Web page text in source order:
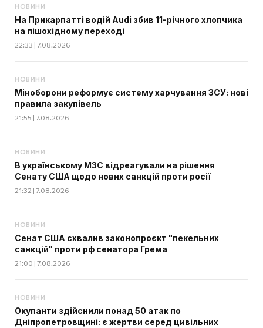
НОВИНИ
На Прикарпатті водій Audi збив 11-річного хлопчика
на пішохідному переході
22:33 | 7.08.2026
НОВИНИ
Міноборони реформує систему харчування ЗСУ: нові
правила закупівель
21:55 | 7.08.2026
НОВИНИ
В українському МЗС відреагували на рішення
Сенату США щодо нових санкцій проти росії
21:32 | 7.08.2026
НОВИНИ
Сенат США схвалив законопроєкт "пекельних
санкцій" проти рф сенатора Грема
21:00 | 7.08.2026
НОВИНИ
Окупанти здійснили понад 50 атак по
Дніпропетровщині: є жертви серед цивільних